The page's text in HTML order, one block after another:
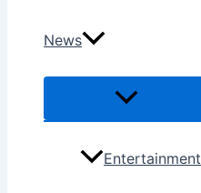
News
Menu
Entertainment